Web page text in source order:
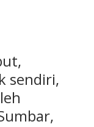
sendiri,